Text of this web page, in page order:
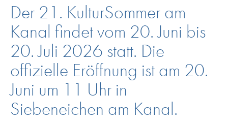
Der 21. KulturSommer am
Kanal findet vom 20. Juni bis
20. Juli 2026 statt. Die
offizielle Eröffnung ist am 20.
Juni um 11 Uhr in
Siebeneichen am Kanal.